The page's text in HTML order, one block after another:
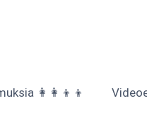
👩‍👩‍👦‍👦